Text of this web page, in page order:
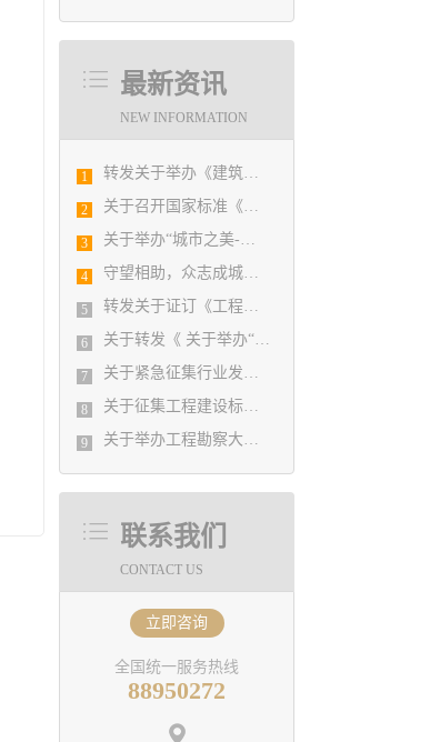
最新资讯
NEW INFORMATION
1 转发关于举办《建筑电气与智能化通用规范》 GB55024-2022公益宣贯的通知
2 关于召开国家标准《绿色建筑评价标准》（GB/T 50378-2019）宣贯培训会议的通知
3 关于举办“城市之美-设计赋能城市发展”活动的通知
4 守望相助，众志成城！ 协会携手相关软件企业为行业提供 在家办公免费软件
5 转发关于证订《工程勘察设计行业年度发展研究报告（2019）》的通知
6 关于转发《 关于举办“城镇老旧小区改造规划设计实务培训班”的通知 》的通知
7 关于紧急征集行业发展图片素材的通知
8 关于征集工程建设标准实施情况及意见的通知
9 关于举办工程勘察大师讲堂活动的通知
联系我们
CONTACT US
立即咨询
全国统一服务热线
88950272